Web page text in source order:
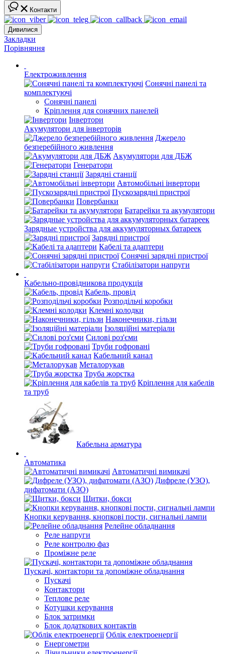
Контакти
Дивилися
Закладки
Порівняння
Електроживлення
Сонячні панелі та
комплектуючі
Сонячні панелі
Кріплення для сонячних панелей
Інвертори
Акумулятори для інверторів
Джерело
безперебійного живлення
Акумулятори для ДБЖ
Генератори
Зарядні станції
Автомобільні інвертори
Пускозарядні пристрої
Повербанки
Батарейки та акумулятори
Зарядные устройства для аккумуляторных батареек
Зарядні пристрої
Кабелі та адаптери
Сонячні зарядні пристрої
Стабілізатори напруги
Кабельно-провідникова продукція
Кабель, провід
Розподільчі коробки
Клемні колодки
Наконечники, гільзи
Ізоляційні матеріали
Силові роз'єми
Труби гофровані
Кабельний канал
Металорукав
Труба жорстка
Кріплення для кабелів
та труб
Кабельна арматура
Автоматика
Автоматичні вимикачі
Дифреле (УЗО),
дифатомати (АЗО)
Щитки, бокси
Кнопки керування, кнопкові пости, сигнальні лампи
Релейне обладнання
Реле напруги
Реле контролю фаз
Проміжне реле
Пускачі, контактори та допоміжне обладнання
Пускачі
Контактори
Теплове реле
Котушки керування
Блок затримки
Блок додаткових контактів
Облік електроенергії
Енергометри